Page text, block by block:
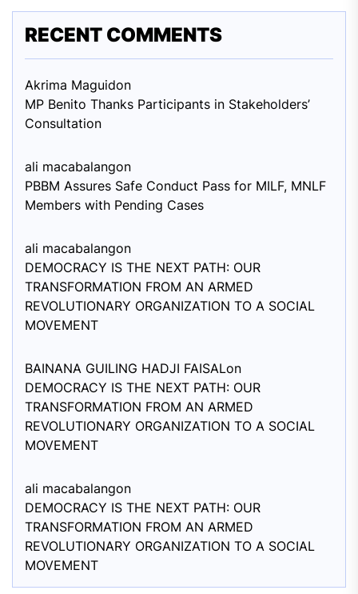
RECENT COMMENTS
Akrima Maguidon
MP Benito Thanks Participants in Stakeholders’
Consultation
ali macabalangon
PBBM Assures Safe Conduct Pass for MILF, MNLF
Members with Pending Cases
ali macabalangon
DEMOCRACY IS THE NEXT PATH: OUR
TRANSFORMATION FROM AN ARMED
REVOLUTIONARY ORGANIZATION TO A SOCIAL
MOVEMENT
BAINANA GUILING HADJI FAISALon
DEMOCRACY IS THE NEXT PATH: OUR
TRANSFORMATION FROM AN ARMED
REVOLUTIONARY ORGANIZATION TO A SOCIAL
MOVEMENT
ali macabalangon
DEMOCRACY IS THE NEXT PATH: OUR
TRANSFORMATION FROM AN ARMED
REVOLUTIONARY ORGANIZATION TO A SOCIAL
MOVEMENT